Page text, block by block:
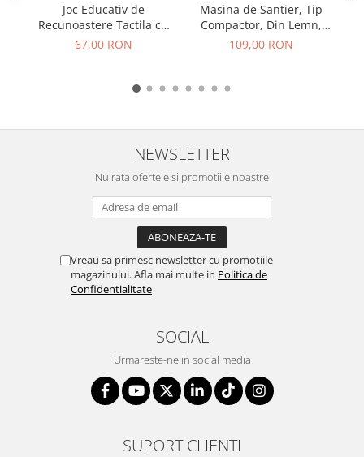
Joc Educativ de
Recunoastere Tactila cu
Forme Geometrice,
67,00 RON
Masina de Santier, Tip
Compactor, Din Lemn,
Galbena
109,00 RON
NEWSLETTER
Nu rata ofertele si promotiile noastre
Vreau sa primesc newsletter cu promotiile
magazinului. Afla mai multe in Politica de
Confidentialitate
SOCIAL
Urmareste-ne in social media
SUPORT CLIENTI